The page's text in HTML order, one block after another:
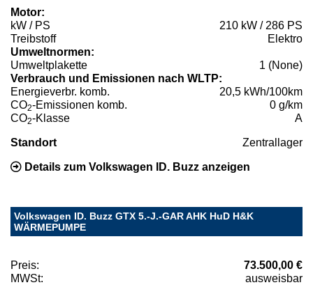
Motor:
kW / PS
210 kW / 286 PS
Treibstoff
Elektro
Umweltnormen:
Umweltplakette
1 (None)
Verbrauch und Emissionen nach WLTP:
Energieverbr. komb.
20,5 kWh/100km
CO2-Emissionen komb.
0 g/km
CO2-Klasse A
Standort Zentrallager
Details zum Volkswagen ID. Buzz anzeigen
Volkswagen ID. Buzz GTX 5.-J.-GAR AHK HuD H&K
WÄRMEPUMPE
Preis:
73.500,00 €
MWSt:
ausweisbar